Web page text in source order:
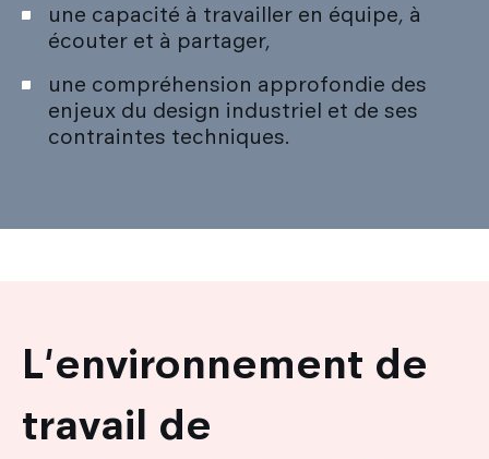
une capacité à travailler en équipe, à
écouter et à partager,
une compréhension approfondie des
enjeux du design industriel et de ses
contraintes techniques.
L'environnement de
travail de